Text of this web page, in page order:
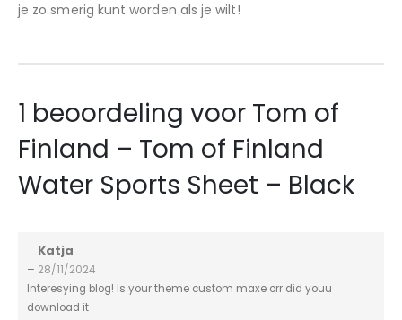
je zo smerig kunt worden als je wilt!
1 beoordeling voor Tom of
Finland – Tom of Finland
Water Sports Sheet – Black
Katja
– 28/11/2024
Interesying blog! Is your theme custom maxe orr did youu
download it